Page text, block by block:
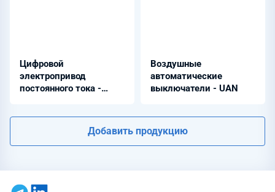
Цифровой
электропривод
постоянного тока -
Воздушные
автоматические
выключатели - UAN
Добавить продукцию